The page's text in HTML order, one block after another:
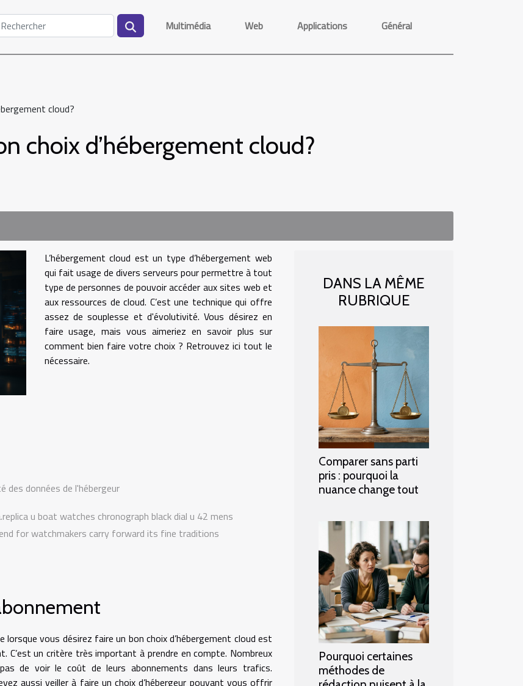
Multimédia Web Applications Général
cloud?
choix d’hébergement cloud?
des données de l'hébergeur
u boat watches chronograph black dial u 42 mens
for watchmakers carry forward its fine traditions
L’hébergement cloud est un type d’hébergement web
qui fait usage de divers serveurs pour permettre à tout
type de personnes de pouvoir accéder aux sites web et
aux ressources de cloud. C’est une technique qui offre
assez de souplesse et d'évolutivité. Vous désirez en
faire usage, mais vous aimeriez en savoir plus sur
comment bien faire votre choix ? Retrouvez ici tout le
nécessaire.
vous désirez faire un bon choix d’hébergement cloud est
C’est un critère très important à prendre en compte. Nombreux
de voir le coût de leurs abonnements dans leurs trafics.
aussi veiller à faire un choix d’hébergeur pouvant vous offrir
DANS LA MÊME
RUBRIQUE
Comparer sans parti
pris : pourquoi la
nuance change tout
Pourquoi certaines
méthodes de